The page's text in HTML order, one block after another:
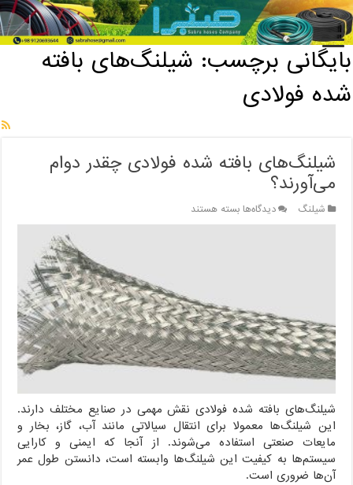
خانه / بایگانی برچسب: شیلنگ‌های بافته شده فولادی
بایگانی برچسب: شیلنگ‌های بافته
شده فولادی
شیلنگ‌های بافته شده فولادی چقدر دوام
می‌آورند؟
شیلنگ دیدگاه‌هابرای
شیلنگ‌های
می‌آورند؟
بسته هستند
شیلنگ‌های بافته شده فولادی نقش مهمی در صنایع مختلف دارند.
این شیلنگ‌ها معمولا برای انتقال سیالاتی مانند آب، گاز، بخار و
مایعات صنعتی استفاده می‌شوند. از آنجا که ایمنی و کارایی
سیستم‌ها به کیفیت این شیلنگ‌ها وابسته است، دانستن طول عمر
آن‌ها ضروری است.